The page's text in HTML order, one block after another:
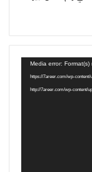
Media error: